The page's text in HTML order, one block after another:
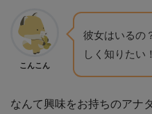
こんこん
彼女はいるの
しく知りたい！
なんて興味をお持ちのアナ